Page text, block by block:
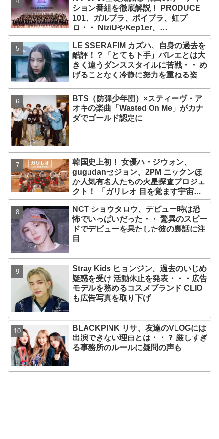
ション番組を徹底解説！ PRODUCE
101、ガルプラ、ボイプラ、虹プ
ロ・・ NiziUやKep1er、
ZEROBASEONEら人気グループが
続々と誕生！ JO1やINI、ME:Iを生ん
だ日プまで一挙紹介
LE SSERAFIM カズハ、自身の過去を
酷評！？「とても下手」バレエとは大
きく違うダンススタイルに苦戦・・ め
げることなく冷静に努力を重ねる姿に
BTS（防弾少年団）×スティーヴ・ア
オキの楽曲「Wasted On Me」がカナ
ダでゴールド認定に
韓国史上初！ 女優ハ・ジウォン、
gugudanセジョン、2PM ニックンほ
か人気有名人たちの火星探査プロジェ
クト！ 「ガリレオ 目を覚ます宇宙」
10月10日（水）日本初放送決定
NCT ショウタロウ、デビュー時は恐
怖でいっぱいだった・・ 驚異のスピー
ドでデビューを果たした彼の裏話に注
目
Stray Kids ヒョンジン、過去のいじめ
疑惑を受け 活動休止を発表・・・広告
モデルを務めるコスメブランド CLIO
も広告写真を取り下げ
BLACKPINK リサ、友達のVLOGには
出演できない理由とは・・？ 厳しすぎ
る事務所のルールに疑問の声も